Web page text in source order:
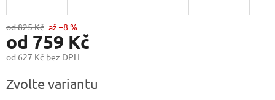
od 825 Kč až –8 %
od 759 Kč
od 627 Kč bez DPH
cena:
Zvolte variantu